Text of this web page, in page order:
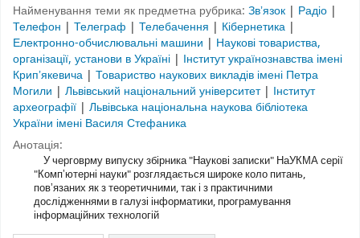
Найменування теми як предметна рубрика: Звʼязок | Радіо |
Телефон | Телеграф | Телебачення | Кібернетика |
Електронно-обчислювальні машини | Наукові товариства,
організації, установи в Україні | Інститут українознавства імені
Крипʼякевича | Товариство наукових викладів імені Петра
Могили | Львівський національний університет | Інститут
археографії | Львівська національна наукова бібліотека
України імені Василя Стефаника
Анотація:
У черговрму випуску збірника "Наукові записки" НаУКМА серії
"Компʼютерні науки" розглядається широке коло питань,
повʼязаних як з теоретичними, так і з практичними
дослідженнями в галузі інформатики, програмування
інформаційних технологій